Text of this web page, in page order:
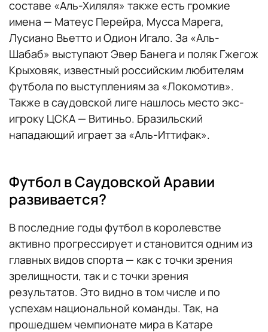
составе «Аль-Хиляля» также есть громкие
имена — Матеус Перейра, Мусса Марега,
Лусиано Вьетто и Одион Игало. За «Аль-
Шабаб» выступают Эвер Банега и поляк Гжегож
Крыховяк, известный российским любителям
футбола по выступлениям за «Локомотив».
Также в саудовской лиге нашлось место экс-
игроку ЦСКА — Витиньо. Бразильский
нападающий играет за «Аль-Иттифак».
Футбол в Саудовской Аравии
развивается?
В последние годы футбол в королевстве
активно прогрессирует и становится одним из
главных видов спорта — как с точки зрения
зрелищности, так и с точки зрения
результатов. Это видно в том числе и по
успехам национальной команды. Так, на
прошедшем чемпионате мира в Катаре